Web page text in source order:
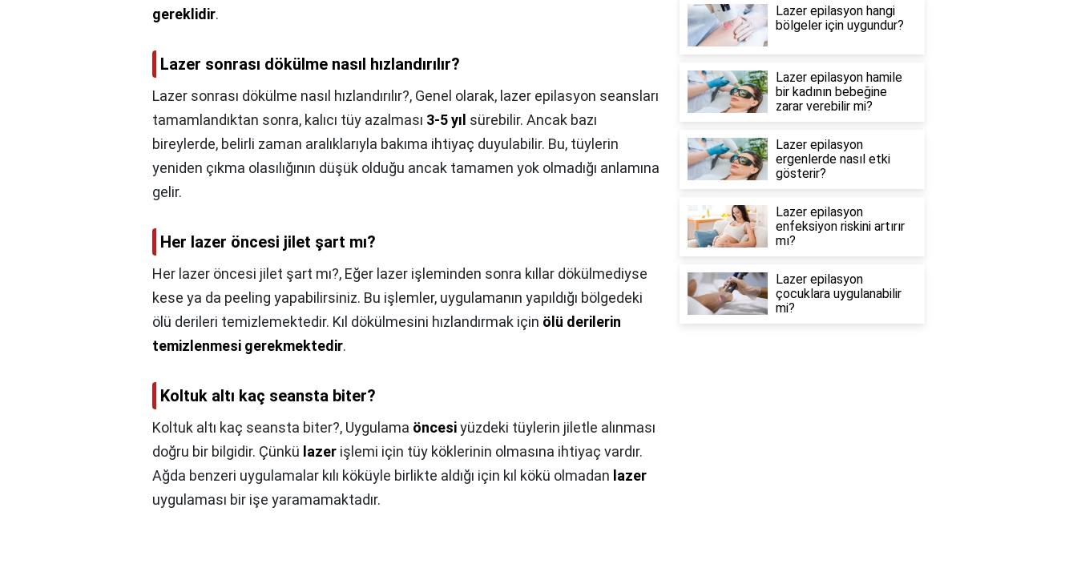
gereklidir.
Lazer sonrası dökülme nasıl hızlandırılır?
Lazer sonrası dökülme nasıl hızlandırılır?, Genel olarak, lazer epilasyon seansları
tamamlandıktan sonra, kalıcı tüy azalması 3-5 yıl sürebilir. Ancak bazı
bireylerde, belirli zaman aralıklarıyla bakıma ihtiyaç duyulabilir. Bu, tüylerin
yeniden çıkma olasılığının düşük olduğu ancak tamamen yok olmadığı anlamına
gelir.
Her lazer öncesi jilet şart mı?
Her lazer öncesi jilet şart mı?, Eğer lazer işleminden sonra kıllar dökülmediyse
kese ya da peeling yapabilirsiniz. Bu işlemler, uygulamanın yapıldığı bölgedeki
ölü derileri temizlemektedir. Kıl dökülmesini hızlandırmak için ölü derilerin
temizlenmesi gerekmektedir.
Koltuk altı kaç seansta biter?
Koltuk altı kaç seansta biter?, Uygulama öncesiyüzdeki tüylerin jiletle alınması
doğru bir bilgidir. Çünkü lazer işlemi için tüy köklerinin olmasına ihtiyaç vardır.
Ağda benzeri uygulamalar kılı köküyle birlikte aldığı için kıl kökü olmadan lazer
uygulaması bir işe yaramamaktadır.
Lazer epilasyon hangi
bölgeler için uygundur?
Lazer epilasyon hamile
bir kadının bebeğine
zarar verebilir mi?
Lazer epilasyon
ergenlerde nasıl etki
gösterir?
Lazer epilasyon
enfeksiyon riskini artırır
mı?
Lazer epilasyon
çocuklara uygulanabilir
mi?